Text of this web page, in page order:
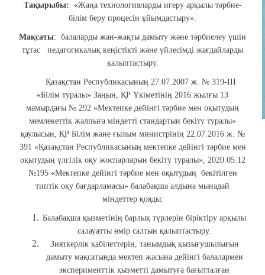
Тақырыбы: «Жаңа технологияларды игеру арқылы тәрбие-
білім беру процесін ұйымдастыру».
Мақсаты: балаларды жан-жақты дамыту және тәрбиелеу үшін
тұтас педагогикалық кеңістікті және үйлесімді жағдайларды
қалыптастыру.
Қазақстан Республикасының 27.07.2007 ж. № 319-III
«Білім туралы» Заңын, ҚР Үкіметінің 2016 жылғы 13
мамырдағы № 292 «Мектепке дейінгі тәрбие мен оқытудың
мемлекеттік жалпыға міндетті стандартын бекіту туралы»
қаулысын, ҚР Білім және ғылым министрінің 22.07.2016 ж. №
391 «Қазақстан Республикасының мектепке дейінгі тәрбие мен
оқытудың үлгілік оқу жоспарларын бекіту туралы», 2020.05.12
№195 «Мектепке дейінгі тәрбие мен оқытудың бекітілген
типтік оқу бағдарламасы» балабақша алдына мынадай
міндеттер қояды:
Балабақша қызметінің барлық түрлерін біріктіру арқылы
салауатты өмір салтын қалыптастыру.
Зияткерлік қабілеттерін, танымдық қызығушылығын
дамыту мақсатында мектеп жасына дейінгі балалармен
эксперименттік қызметті дамытуға бағытталған